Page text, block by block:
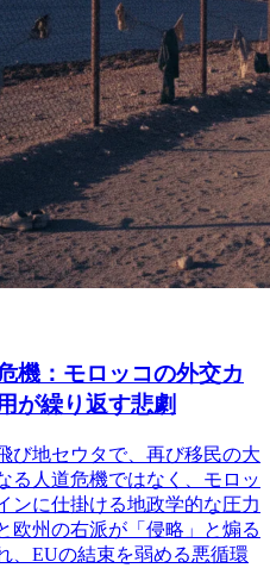
機：モロッコの外交カ
が繰り返す悲劇
び地セウタで、再び移民の大
る人道危機ではなく、モロッ
ンに仕掛ける地政学的な圧力
欧州の右派が「侵略」と煽る
、EUの結束を弱める悪循環